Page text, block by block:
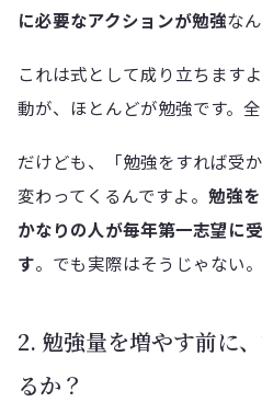
に必要なアクションが勉強な
これは式として成り立ちます
動が、ほとんどが勉強です。
だけども、「勉強をすれば受
変わってくるんですよ。 勉強
かなりの人が毎年第一志望に
す。でも実際はそうじゃない。
2. 勉強量を増やす前に
るか？